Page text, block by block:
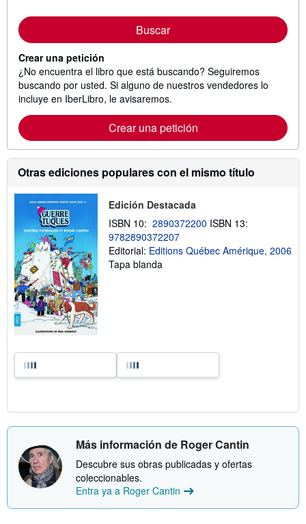
Buscar
Crear una petición
¿No encuentra el libro que está buscando? Seguiremos
buscando por usted. Si alguno de nuestros vendedores lo
incluye en IberLibro, le avisaremos.
Crear una petición
Otras ediciones populares con el mismo título
Edición Destacada
ISBN 10: 2890372200 ISBN 13:
9782890372207
Editorial: Editions Québec Amérique, 2006
Tapa blanda
Más información de Roger Cantin
Descubre sus obras publicadas y ofertas
coleccionables.
Entra ya a Roger Cantin